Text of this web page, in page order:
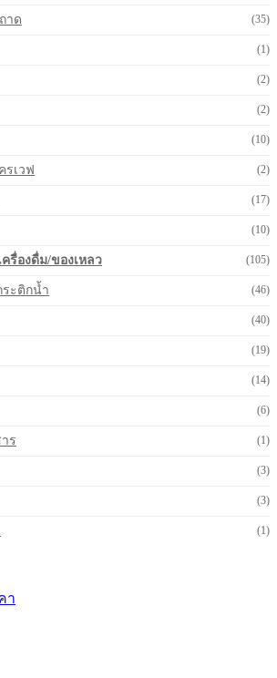
าด (35)
(1)
(2)
(2)
(10)
รเวฟ (2)
(17)
(10)
รื่องดื่ม/ของเหลว (105)
ะติกน้ำ (46)
(40)
(19)
(14)
(6)
ร (1)
(3)
(3)
(1)
า